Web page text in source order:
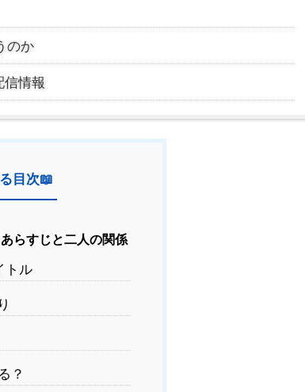
のか
情報
目次📖
らすじと二人の関係
トル
？